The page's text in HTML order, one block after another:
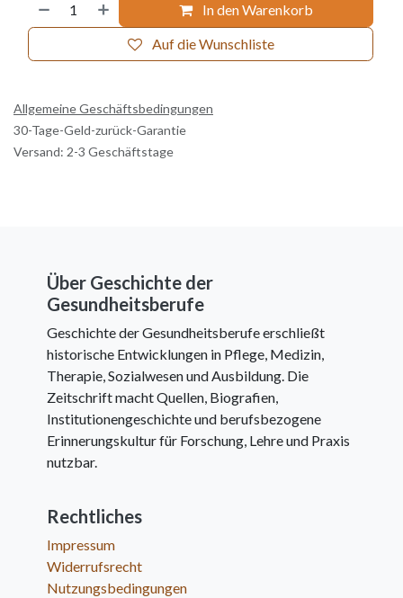
In den Warenkorb
Auf die Wunschliste
Allgemeine Geschäftsbedingungen
30-Tage-Geld-zurück-Garantie
Versand: 2-3 Geschäftstage
Über Geschichte der
Gesundheitsberufe
Geschichte der Gesundheitsberufe erschließt
historische Entwicklungen in Pflege, Medizin,
Therapie, Sozialwesen und Ausbildung. Die
Zeitschrift macht Quellen, Biografien,
Institutionengeschichte und berufsbezogene
Erinnerungskultur für Forschung, Lehre und Praxis
nutzbar.
Rechtliches
Impressum
Widerrufsrecht
Nutzungsbedingungen